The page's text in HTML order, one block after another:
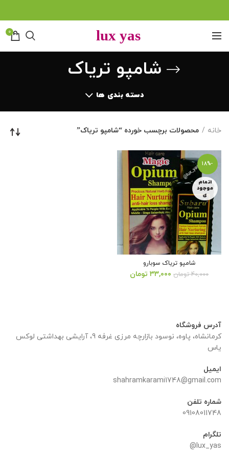
0
شامپو تریاک
دسته بندی ها
خانه محصولات برچسب خورده “شامپو تریاک”
-18%
اتمام
موجود
ی
شامپو تریاک سوبارو
۴۰,۰۰۰ تومان قیمت
۳۳,۰۰۰ تومان
آدرس فروشگاه
کرمانشاه، پاوه، نوسود بازارچه مرزی غرفه 9، آرایشی بهداشتی لوکس
یاس
ایمیل
shahramkarami1748@gmail.com
شماره تلفن
09108011748
تلگرام
lux_yas@